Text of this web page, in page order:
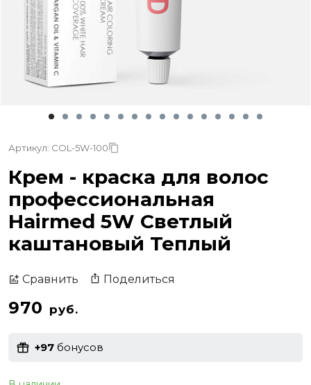
Артикул: COL-5W-100
Крем - краска для волос
профессиональная
Hairmed 5W Светлый
каштановый Теплый
Сравнить Поделиться
970 руб.
+97 бонусов